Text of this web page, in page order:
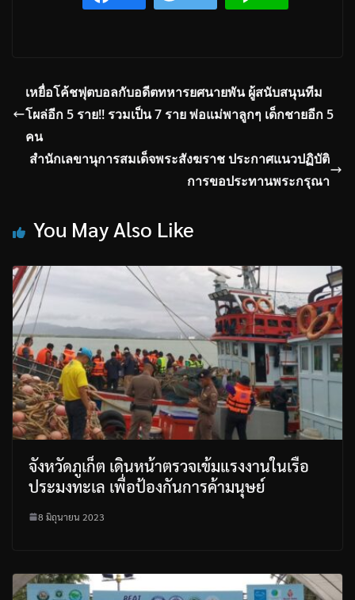
เหยื่อโค้ชฟุตบอลกับอดีตทหารยศนายพัน ผู้สนับสนุนทีม
โผล่อีก 5 ราย!! รวมเป็น 7 ราย พ่อแม่พาลูกๆ เด็กชายอีก 5
คน
สำนักเลขานุการสมเด็จพระสังฆราช​ ประกาศ​แนวปฏิบัติ
การขอประทานพระกรุณา​
You May Also Like
จังหวัดภูเก็ต เดินหน้าตรวจเข้มแรงงานในเรือ
ประมงทะเล เพื่อป้องกันการค้ามนุษย์
8 มิถุนายน 2023